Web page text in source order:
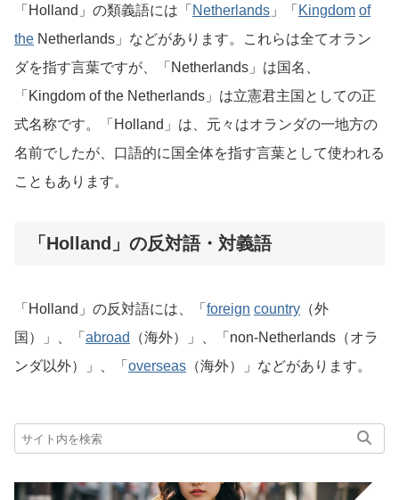
「Holland」の類義語には「 Netherlands 」「 Kingdom of
the Netherlands」などがあります。これらは全てオラン
ダを指す言葉ですが、「Netherlands」は国名、
「Kingdom of the Netherlands」は立憲君主国としての正
式名称です。「Holland」は、元々はオランダの一地方の
名前でしたが、口語的に国全体を指す言葉として使われる
こともあります。
「Holland」の反対語・対義語
「Holland」の反対語には、「 foreign country （外
国）」、「 abroad
（海外）」、「non-Netherlands（オラ
ンダ以外）」、「 overseas （海外）」などがあります。